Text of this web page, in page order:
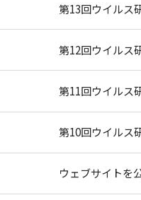
第13回ウイルス
第12回ウイルス
第11回ウイルス
第10回ウイルス
ウェブサイトを